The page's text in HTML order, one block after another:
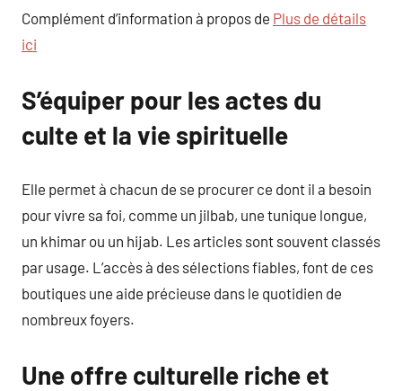
Complément d’information à propos de Plus de détails
ici
S’équiper pour les actes du
culte et la vie spirituelle
Elle permet à chacun de se procurer ce dont il a besoin
pour vivre sa foi, comme un jilbab, une tunique longue,
un khimar ou un hijab. Les articles sont souvent classés
par usage. L’accès à des sélections fiables, font de ces
boutiques une aide précieuse dans le quotidien de
nombreux foyers.
Une offre culturelle riche et